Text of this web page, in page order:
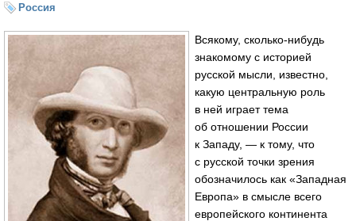
Россия
Всякому, сколько-нибудь
знакомому с историей
русской мысли, известно,
какую центральную роль
в ней играет тема
об отношении России
к Западу, — к тому, что
с русской точки зрения
обозначилось как «Западная
Европа» в смысле всего
европейского континента